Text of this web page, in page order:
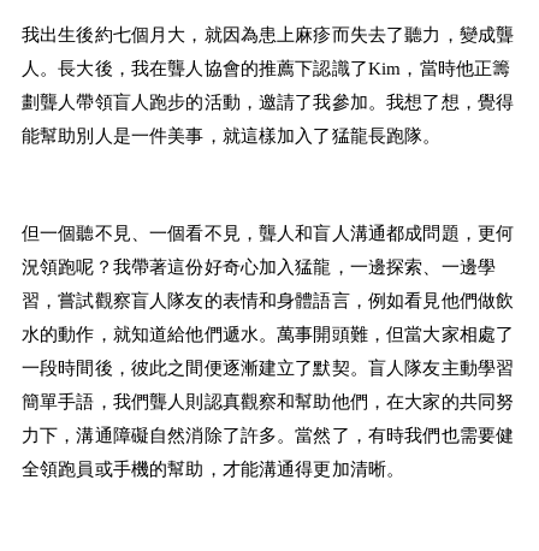
我出生後約七個月大，就因為患上麻疹而失去了聽力，變成聾
人。長大後，我在聾人協會的推薦下認識了Kim，當時他正籌
劃聾人帶領盲人跑步的活動，邀請了我參加。我想了想，覺得
能幫助別人是一件美事，就這樣加入了猛龍長跑隊。
但一個聽不見、一個看不見，聾人和盲人溝通都成問題，更何
況領跑呢？我帶著這份好奇心加入猛龍，一邊探索、一邊學
習，嘗試觀察盲人隊友的表情和身體語言，例如看見他們做飲
水的動作，就知道給他們遞水。萬事開頭難，但當大家相處了
一段時間後，彼此之間便逐漸建立了默契。盲人隊友主動學習
簡單手語，我們聾人則認真觀察和幫助他們，在大家的共同努
力下，溝通障礙自然消除了許多。當然了，有時我們也需要健
全領跑員或手機的幫助，才能溝通得更加清晰。